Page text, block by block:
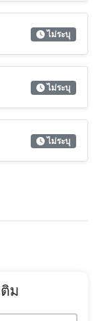
ไม่ระบุ
ไม่ระบุ
ไม่ระบุ
ม